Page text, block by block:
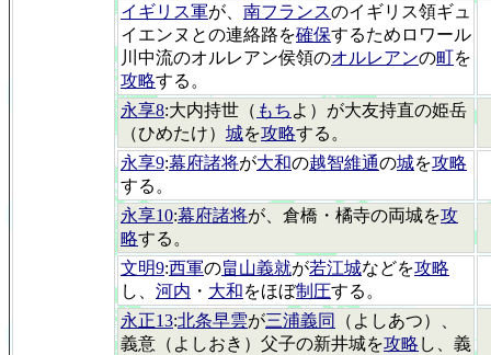
イギリス軍が、 南フランスのイギリス領ギュ
イエンヌとの連絡路を確保するためロワール
川中流のオルレアン侯領のオルレアンの町を
攻略する。
永享8:大内持世（ もち よ）が大友持直の姫岳
（ひめたけ） 城を攻略する。
永享9:幕府諸将が大和の越智維通の城を攻略
する。
永享10:幕府諸将が、倉橋・橘寺の両城を攻
略する。
文明9:西軍の畠山義就が若江城などを攻略
し、 河内 ・ 大和をほぼ制圧する。
永正13:北条早雲が三浦義同
（よしあつ）、
義意（よしおき）父子の新井城を攻略 し、義